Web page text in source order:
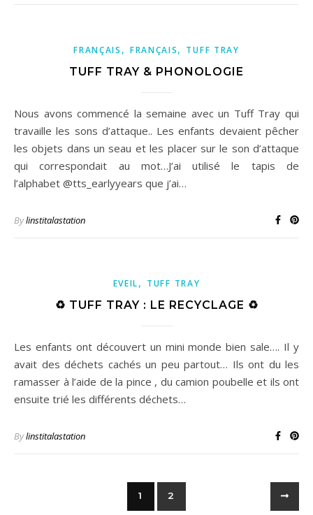
FRANÇAIS , FRANÇAIS, TUFF TRAY
TUFF TRAY & PHONOLOGIE
Nous avons commencé la semaine avec un Tuff Tray qui
travaille les sons d’attaque.. Les enfants devaient pêcher
les objets dans un seau et les placer sur le son d’attaque
qui correspondait au mot…J’ai utilisé le tapis de
l’alphabet @tts_earlyyears que j’ai…
Bylinstitalastation
EVEIL, TUFF TRAY
♻️ TUFF TRAY : LE RECYCLAGE ♻️
Les enfants ont découvert un mini monde bien sale…. Il y
avait des déchets cachés un peu partout… Ils ont du les
ramasser à l’aide de la pince , du camion poubelle et ils ont
ensuite trié les différents déchets…
Bylinstitalastation
1 2